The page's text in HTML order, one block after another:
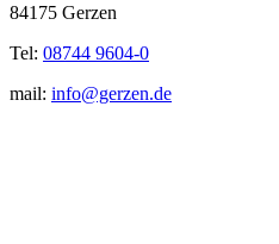
84175 Gerzen
Tel: 08744 9604-0
mail: info@gerzen.de